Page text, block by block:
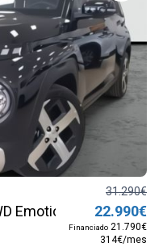
Emotion MY26
31.290€
22.990€
Financiado 21.790€
314€/mes